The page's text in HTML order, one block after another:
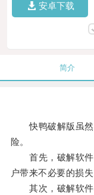
安卓下载
简介
快鸭破解版虽然
险。
首先，破解软件
户带来不必要的损失
其次，破解软件